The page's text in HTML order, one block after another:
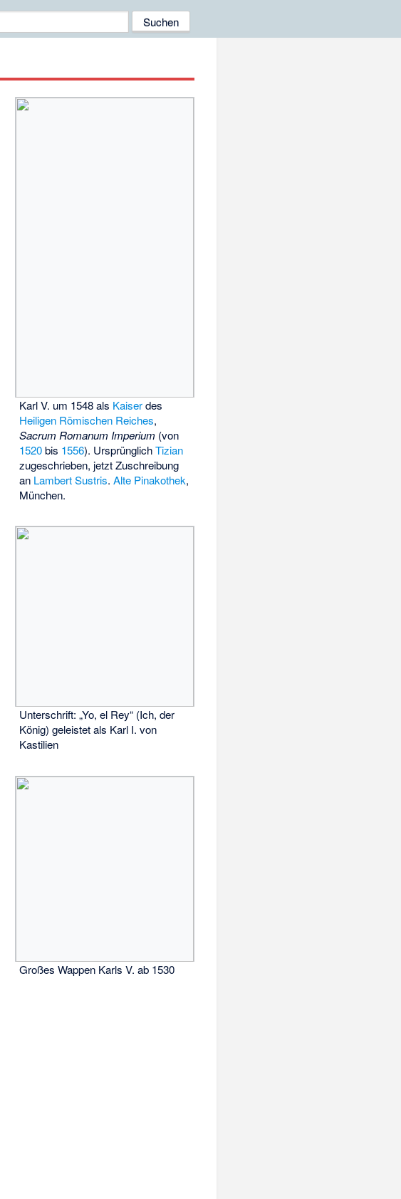
Karl V. um 1548 als Kaiserdes
Heiligen Römischen Reiches,
Sacrum Romanum Imperium (von
1520bis 1556). UrsprünglichTizian
zugeschrieben, jetzt Zuschreibung
an Lambert Sustris.Alte Pinakothek,
München.
Unterschrift: „Yo, el Rey“ (Ich, der
König) geleistet als Karl I. von
Kastilien
Großes Wappen Karls V. ab 1530